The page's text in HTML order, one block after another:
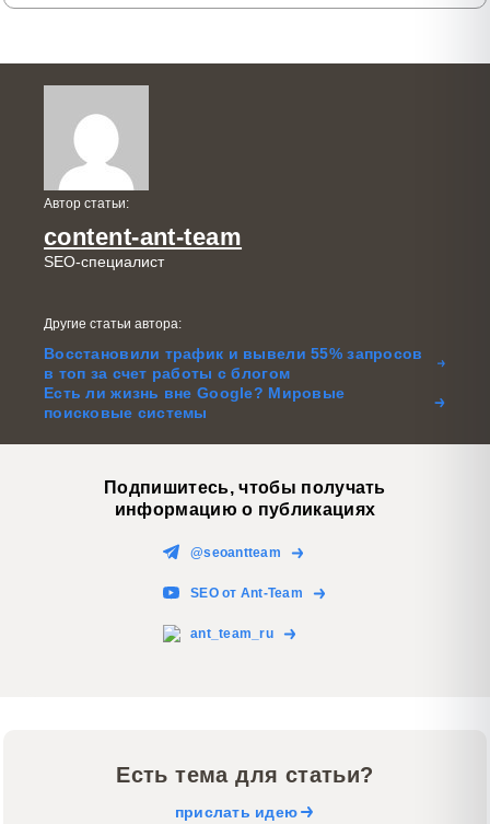
Автор статьи:
content-ant-team
SEO-специалист
Другие статьи автора:
Восстановили трафик и вывели 55% запросов
в топ за счет работы с блогом
Есть ли жизнь вне Google? Мировые
поисковые системы
Подпишитесь, чтобы получать
информацию о публикациях
@seoantteam
SEO от Ant-Team
ant_team_ru
Есть тема для статьи?
прислать идею